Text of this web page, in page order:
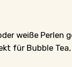
weiße
für Bubble